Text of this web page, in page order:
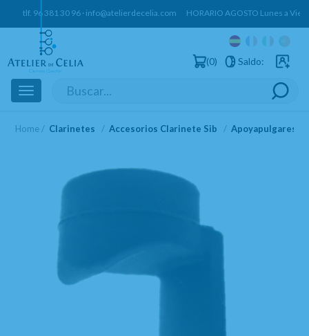
tlf. 96 381 30 96 · info@atelierdecelia.com HORARIO AGOSTO Lunes a
0 Saldo:
Toggle
navigation
Home Clarinetes Accesorios Clarinete Sib Apoyapulgares